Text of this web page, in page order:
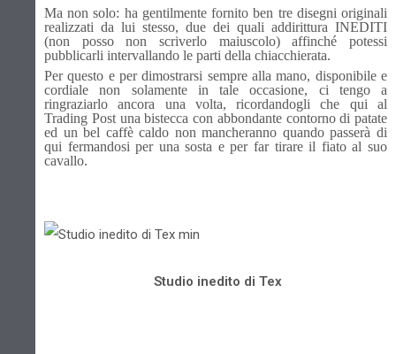
Ma non solo: ha gentilmente fornito ben tre disegni originali
realizzati da lui stesso, due dei quali addirittura INEDITI
(non posso non scriverlo maiuscolo) affinché potessi
pubblicarli intervallando le parti della chiacchierata.
Per questo e per dimostrarsi sempre alla mano, disponibile e
cordiale non solamente in tale occasione, ci tengo a
ringraziarlo ancora una volta, ricordandogli che qui al
Trading Post una bistecca con abbondante contorno di patate
ed un bel caffè caldo non mancheranno quando passerà di
qui fermandosi per una sosta e per far tirare il fiato al suo
cavallo.
Studio inedito di Tex